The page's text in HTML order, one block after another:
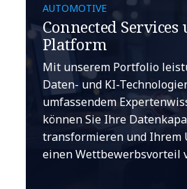
AUTOMOTIVE
Connected Services
Platform
Mit unserem Portfolio
Daten- und KI-
umfassendem
können Sie Ihre
transformieren und Ihrem
einen Wettbewerbsvorteil